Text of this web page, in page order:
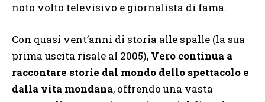
noto volto televisivo e giornalista di fama.
Con quasi vent’anni di storia alle spalle (la sua
prima uscita risale al 2005), Vero continua a
raccontare storie dal mondo dello spettacolo e
dalla vita mondana, offrendo una vasta